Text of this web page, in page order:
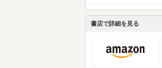
書店で詳細を見る